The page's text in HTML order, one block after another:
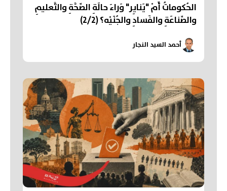
الحُكوماتُ أَمْ "يَنايِر" وَراءَ حالَةِ الصِّحَّةِ والتَّعليمِ
والصِّناعَةِ والفَسادِ والجُنَيْه؟ (2/2)
أحمد السيد النجار